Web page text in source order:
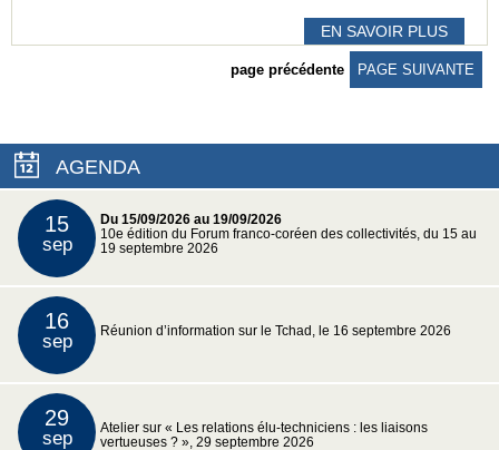
EN SAVOIR PLUS
page précédente PAGE SUIVANTE
AGENDA
15
sep
Du 15/09/2026 au 19/09/2026
10e édition du Forum franco-coréen des collectivités, du 15 au
19 septembre 2026
16
sep Réunion d’information sur le Tchad, le 16 septembre 2026
29
sep
Atelier sur « Les relations élu-techniciens : les liaisons
vertueuses ? », 29 septembre 2026